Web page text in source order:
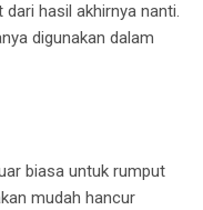
hasil akhirnya nanti.
digunakan dalam
biasa untuk rumput
mudah hancur